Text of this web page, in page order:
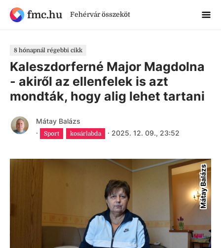
fmc.hu Fehérvár összeköt
8 hónapnál régebbi cikk
Kaleszdorferné Major Magdolna
- akiről az ellenfelek is azt
mondták, hogy alig lehet tartani
Mátay Balázs
·
Sport kosárlabda · 2025. 12. 09., 23:52
Mátay Balázs